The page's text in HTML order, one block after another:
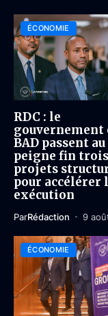
ÉCONOMIE
RDC : le
gouvernement
BAD passent au
peigne fin trois
projets
pour accélérer
exécution
ParRédaction 9
ÉCONOMIE